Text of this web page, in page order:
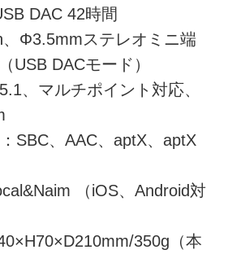
DAC 42時間
Φ3.5mmステレオミニ端
USB DACモード）
、マルチポイント対応、
SBC、AAC、aptX、aptX
（iOS、Android対
350g（本